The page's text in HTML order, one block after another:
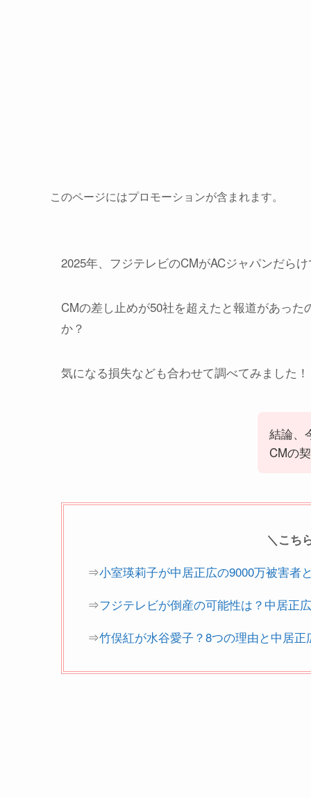
このページにはプロモーションが含まれます。
2025年、フジテレビのCMがACジャパンだら
CMの差し止めが50社を超えたと報道があっ
か？
気になる損失なども合わせて調べてみました！
結論、
CMの
＼こち
⇒小室瑛莉子が中居正広の9000万被害者
⇒フジテレビが倒産の可能性は？中居正
⇒竹俣紅が水谷愛子？8つの理由と中居正